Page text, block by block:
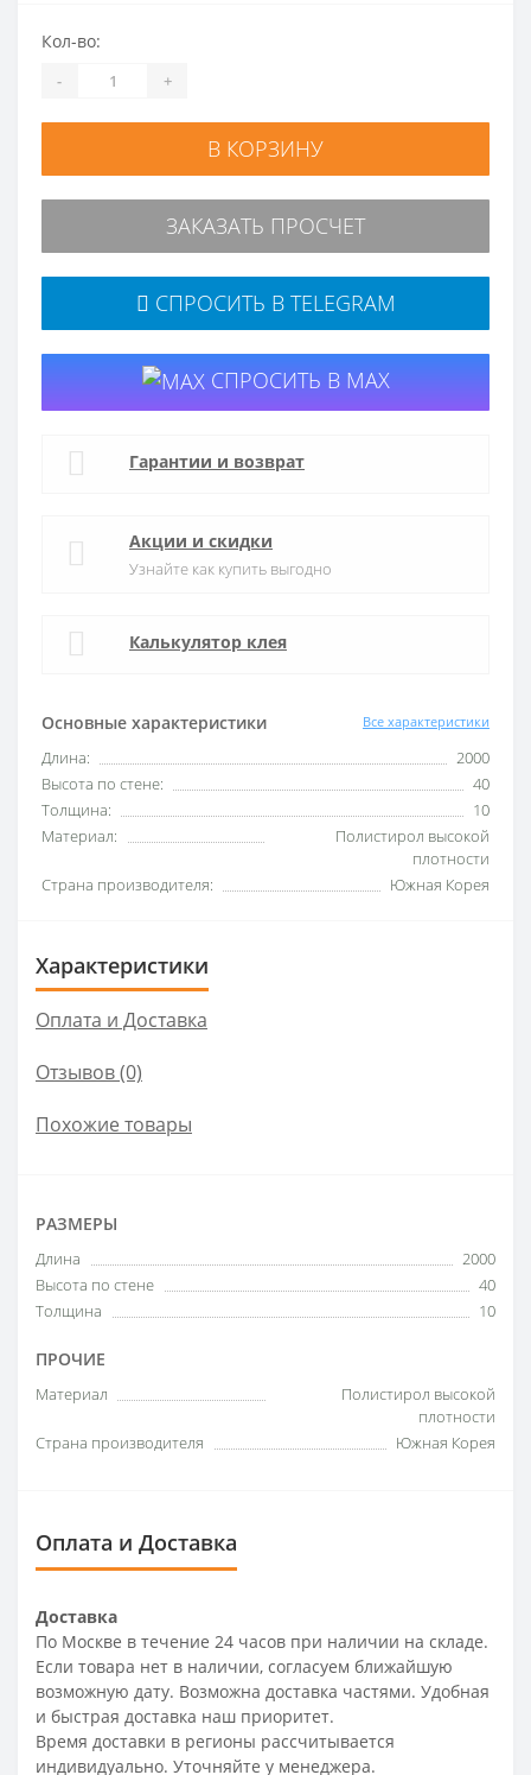
Основные характеристики Все характеристики
Длина:
2000
Высота по стене:
40
Толщина:
10
Материал:
Полистирол высокой
плотности
Страна производителя:
Южная Корея
Кол-во:
- +
В КОРЗИНУ
ЗАКАЗАТЬ ПРОСЧЕТ
СПРОСИТЬ В TELEGRAM
СПРОСИТЬ В MAX
Гарантии и возврат
Акции и скидки
Узнайте как купить выгодно
Калькулятор клея
Характеристики
Оплата и Доставка
Отзывов (0)
Похожие товары
РАЗМЕРЫ
Длина
2000
Высота по стене
40
Толщина
10
ПРОЧИЕ
Материал
Полистирол высокой
плотности
Страна производителя
Южная Корея
Оплата и Доставка
Доставка
По Москве в течение 24 часов при наличии на складе.
Если товара нет в наличии, согласуем ближайшую
возможную дату. Возможна доставка частями. Удобная
и быстрая доставка наш приоритет.
Время доставки в регионы рассчитывается
индивидуально. Уточняйте у менеджера.